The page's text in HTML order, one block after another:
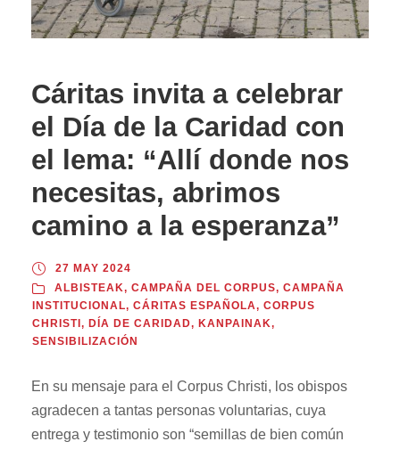
Cáritas invita a celebrar
el Día de la Caridad con
el lema: “Allí donde nos
necesitas, abrimos
camino a la esperanza”
27 MAY 2024
ALBISTEAK, CAMPAÑA DEL CORPUS, CAMPAÑA
INSTITUCIONAL, CÁRITAS ESPAÑOLA, CORPUS
CHRISTI , DÍA DE CARIDAD, KANPAINAK,
SENSIBILIZACIÓN
En su mensaje para el Corpus Christi, los obispos
agradecen a tantas personas voluntarias, cuya
entrega y testimonio son “semillas de bien común